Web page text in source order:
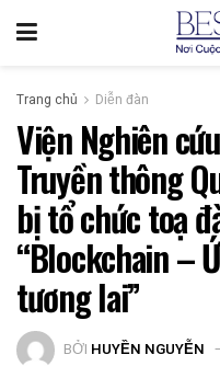
Trang chủ Diễn đàn
Viện Nghiên
Truyền thông
bị tổ chức toạ
“Blockchain –
tương lai”
BỞI HUYỀN NGUYỄN